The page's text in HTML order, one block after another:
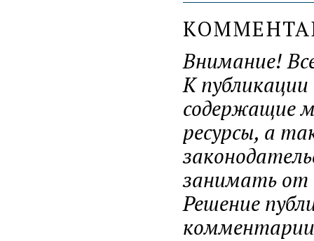
Внимание!
К
содержащие
ресурсы, а
занимать от
Решение